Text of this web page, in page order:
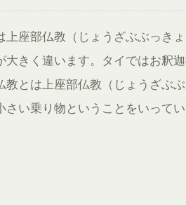
上座部仏教（じょうざぶぶっき
大きく違います。タイではお釈
教とは上座部仏教（じょうざぶ
さい乗り物ということをいって